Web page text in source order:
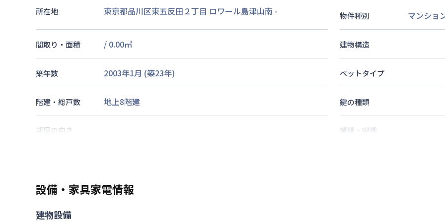
所在地 東京都品川区東五反田２丁目 ロワール島津山南 - 物件種別 マンショ
間取り・面積 / 0.00㎡ 建物構造
築年数 2003年1月 (築23年) ベットタイプ
階建・総戸数 地上8階建 鍵の種類
部屋の向き 禁煙・喫煙
駐車場
設備・家具家電情報
建物設備